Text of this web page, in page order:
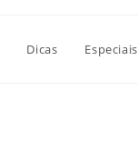
Dicas Especiais